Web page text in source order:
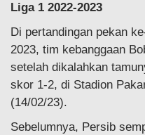
Liga 1 2022-2023
Di pertandingan pekan
2023, tim kebanggaan
setelah dikalahkan
skor 1-2, di Stadion
(14/02/23).
Sebelumnya, Persib